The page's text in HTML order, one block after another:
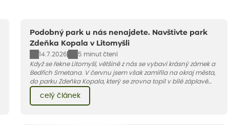
Podobný park u nás nenajdete. Navštivte park
Zdeňka Kopala v Litomyšli
14.7.2026
5 minut čtení
Když se řekne Litomyšl, většině z nás se vybaví krásný zámek a
Bedřich Smetana. V červnu jsem však zamířila na okraj města,
do parku Zdeňka Kopala, který se zrovna topil v bílé záplavě
nim pár řádků o tom, jak tento jedinečný kus krajiny vznikl.
celý článek